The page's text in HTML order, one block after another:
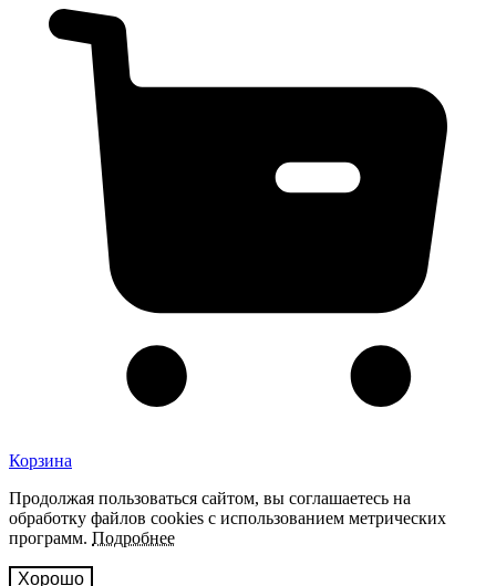
Корзина
Продолжая пользоваться сайтом, вы соглашаетесь на
обработку файлов cookies с использованием метрических
программ. Подробнее
Хорошо